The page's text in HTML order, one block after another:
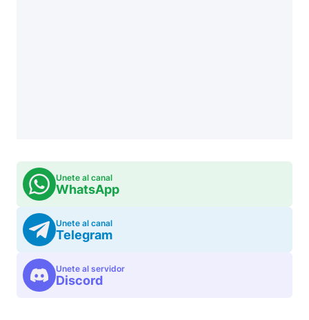
Unete al canal
WhatsApp
Unete al canal
Telegram
Unete al servidor
Discord